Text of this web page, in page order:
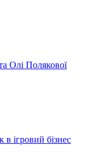
Олі Полякової
ігровий бізнес